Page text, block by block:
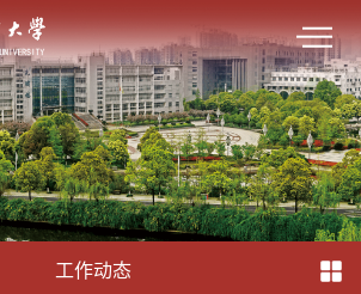
工作动态